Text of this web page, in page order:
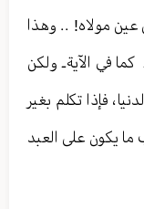
عين مولاه! . . وهذا
في الآية ـ ولكن
، فإذا تكلم بغير
يكون على العبد